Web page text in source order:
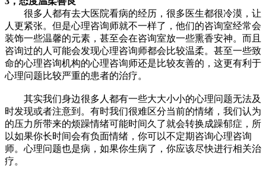
很多人都有去大医院看病的经历，很多医生都很冷漠，让
人更紧张。但是心理咨询师就不一样了，他们的咨询室经常会
装饰一些温馨的元素，甚至会在咨询室放一些熏香安神。而且
咨询过的人可能会发现心理咨询师都会比较温柔。甚至一些致
命的心理咨询机构的心理咨询师还是比较友善的，这更有利于
心理问题比较严重的患者的治疗。
其实我们身边很多人都有一些大大小小的心理问题无法及
时发现或者注意到。有时我们很难区分当前的情绪，我们认为
的压力所带来的烦躁情绪可能时间久了就会转换成躁郁症，所
以如果你长时间会有负面情绪，你可以不定期咨询心理咨询
师。心理问题也是病，如果你生病了，你应该尽快进行相关治
疗。